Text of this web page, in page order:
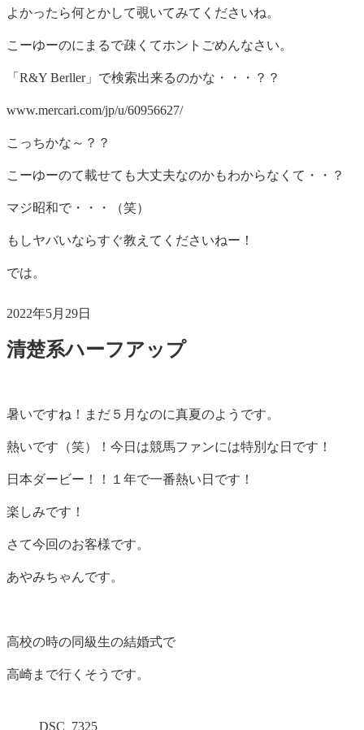
よかったら何とかして覗いてみてくださいね。
こーゆーのにまるで疎くてホントごめんなさい。
「R&Y Berller」で検索出来るのかな・・・？？
www.mercari.com/jp/u/60956627/
こっちかな～？？
こーゆーのて載せても大丈夫なのかもわからなくて・・？
マジ昭和で・・・（笑）
もしヤバいならすぐ教えてくださいねー！
では。
投
日:
2022年5月29日
清楚系ハーフアップ
暑いですね！まだ５月なのに真夏のようです。
熱いです（笑）！今日は競馬ファンには特別な日です！
日本ダービー！！１年で一番熱い日です！
楽しみです！
さて今回のお客様です。
あやみちゃんです。
高校の時の同級生の結婚式で
高崎まで行くそうです。
DSC_7325